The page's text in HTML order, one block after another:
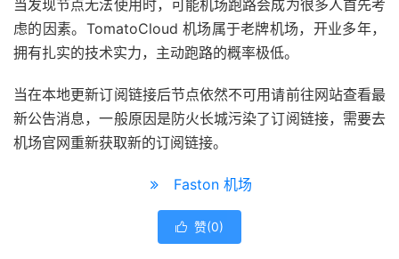
当发现节点无法使用时，可能机场跑路会成为很多人首先考
虑的因素。TomatoCloud 机场属于老牌机场，开业多年，
拥有扎实的技术实力，主动跑路的概率极低。
当在本地更新订阅链接后节点依然不可用请前往网站查看最
新公告消息，一般原因是防火长城污染了订阅链接，需要去
机场官网重新获取新的订阅链接。
Faston 机场
 赞(0)